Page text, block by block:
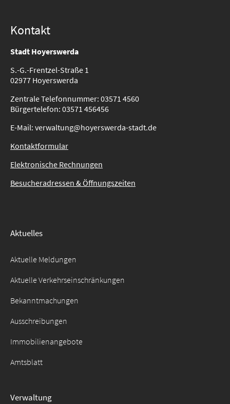
Suche
Kontakt
Stadt Hoyerswerda
S.-G.-Frentzel-Straße 1
02977 Hoyerswerda
Zentrale Telefonnummer: 03571 4560
Bürgertelefon: 03571 456456
E-Mail: verwaltung@hoyerswerda-stadt.de
Kontaktformular
Elektronische Rechnungen
Besucheradressen & Öffnungszeiten
Aktuelles
Aktuelle Meldungen
Aktuelle Verkehrseinschränkungen
Bekanntmachungen
Ausschreibungen
Immobilienangebote
Amtsblatt
Verwaltung